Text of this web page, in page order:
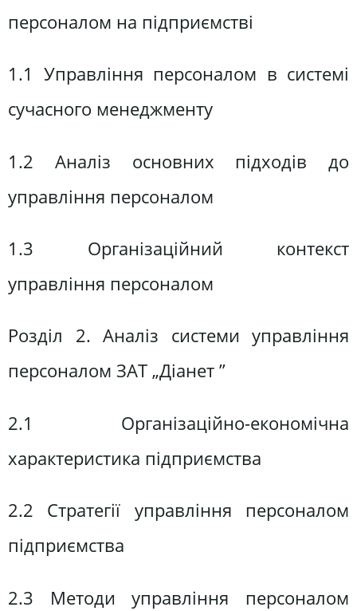
персоналом на підприємстві
1.1 Управління персоналом в системі
сучасного менеджменту
1.2 Аналіз основних підходів до
управління персоналом
1.3 Організаційний контекст
управління персоналом
Розділ 2. Аналіз системи управління
персоналом ЗАТ „Діанет ”
2.1 Організаційно-економічна
характеристика підприємства
2.2 Стратегії управління персоналом
підприємства
2.3 Методи управління персоналом